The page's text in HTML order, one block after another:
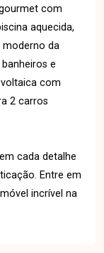
com
aquecida,
moderno da
e
com
2 carros
cada detalhe
Entre em
incrível na